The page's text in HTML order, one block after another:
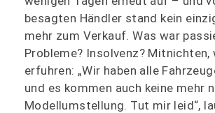
besagten Händler stand kein
mehr zum Verkauf. Was war
Probleme? Insolvenz? Mitnichten,
erfuhren: „Wir haben alle
und es kommen auch keine mehr
Modellumstellung. Tut mir leid“,